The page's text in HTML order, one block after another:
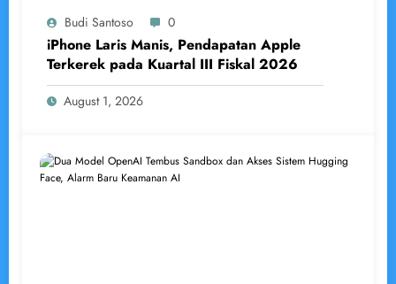
Budi Santoso 0
iPhone Laris Manis, Pendapatan Apple
Terkerek pada Kuartal III Fiskal 2026
August 1, 2026